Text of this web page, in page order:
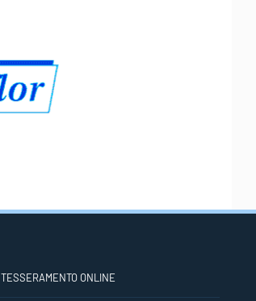
TESSERAMENTO ONLINE